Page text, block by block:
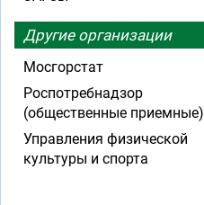
Другие организации
Мосгорстат
Роспотребнадзор
(общественные приемные)
Управления физической
культуры и спорта